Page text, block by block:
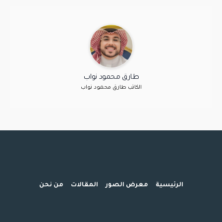
طارق محمود نواب
الكاتب طارق محمود نواب
الرئيسية معرض الصور المقالات من نحن